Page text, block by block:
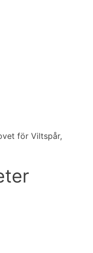
för Viltspår,